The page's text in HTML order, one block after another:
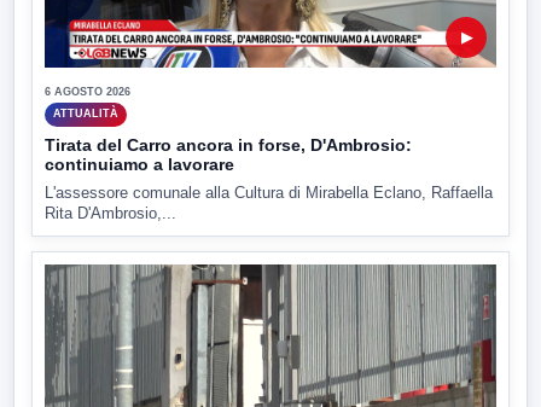
▶
6 AGOSTO 2026
ATTUALITÀ
Tirata del Carro ancora in forse, D'Ambrosio:
continuiamo a lavorare
L'assessore comunale alla Cultura di Mirabella Eclano, Raffaella
Rita D'Ambrosio,...